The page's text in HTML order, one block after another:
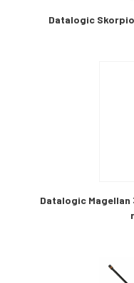
Datalogic
Datalogic Magellan